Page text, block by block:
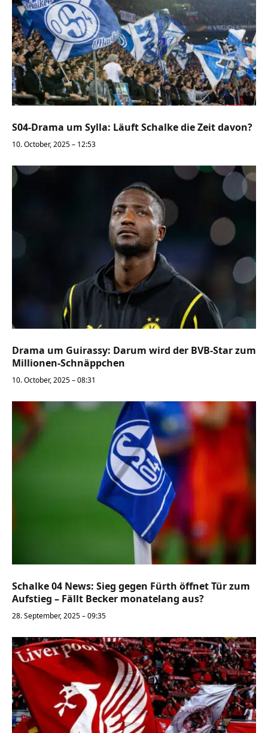
S04-Drama um Sylla: Läuft Schalke die Zeit davon?
10. October, 2025 – 12:53
Drama um Guirassy: Darum wird der BVB-Star zum
Millionen-Schnäppchen
10. October, 2025 – 08:31
Schalke 04 News: Sieg gegen Fürth öffnet Tür zum
Aufstieg – Fällt Becker monatelang aus?
28. September, 2025 – 09:35